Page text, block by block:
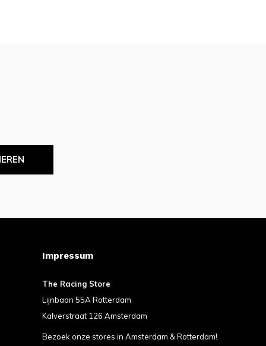
Impressum
The Racing Store
Lijnbaan 55A Rotterdam
Kalverstraat 126 Amsterdam
Bezoek onze stores in Amsterdam & Rotterdam!